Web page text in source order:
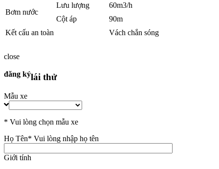
Bơm nước
Lưu lượng
60m3/h
Cột áp
90m
Kết cấu an toàn
Vách chắn sóng
close
đăng kýlái thử
Mẫu xe
* Vui lòng chọn mẫu xe
Họ Tên* Vui lòng nhập họ tên
Giới tính